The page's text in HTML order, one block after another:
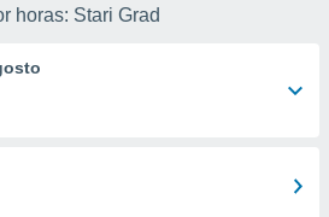
horas: Stari Grad